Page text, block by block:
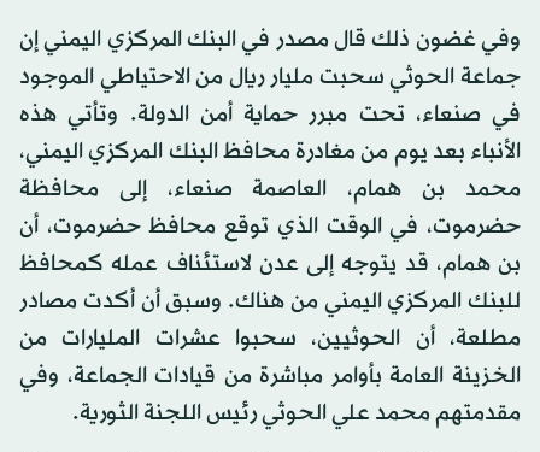
وفي غضون ذلك قال مصدر في البنك المركزي اليمني إن
جماعة الحوثي سحبت مليار ريال من الاحتياطي الموجود
في صنعاء، تحت مبرر حماية أمن الدولة. وتأتي هذه
الأنباء بعد يوم من مغادرة محافظ البنك المركزي اليمني،
محمد بن همام، العاصمة صنعاء، إلى محافظة
حضرموت، في الوقت الذي توقع محافظ حضرموت، أن
بن همام، قد يتوجه إلى عدن لاستئناف عمله كمحافظ
للبنك المركزي اليمني من هناك. وسبق أن أكدت مصادر
مطلعة، أن الحوثيين، سحبوا عشرات المليارات من
الخزينة العامة بأوامر مباشرة من قيادات الجماعة، وفي
مقدمتهم محمد علي الحوثي رئيس اللجنة الثورية.